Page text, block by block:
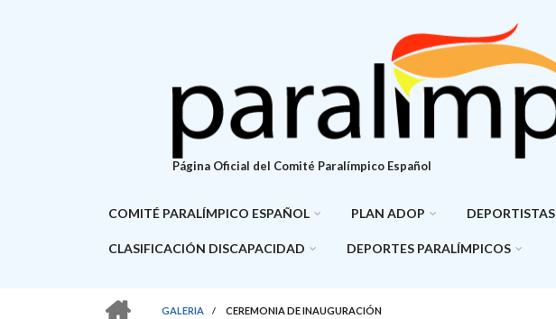
Página Oficial del Comité Paralímpico Español
COMITÉ PARALÍMPICO ESPAÑOL PLAN ADOP DEPORTISTAS
CLASIFICACIÓN DISCAPACIDAD DEPORTES PARALÍMPICOS
GALERIA
/ CEREMONIA DE INAUGURACIÓN